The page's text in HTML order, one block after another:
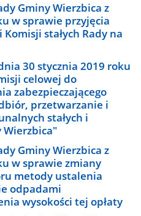
Gminy Wierzbica z
w sprawie przyjęcia
stałych Rady na
30 stycznia 2019 roku
celowej do
zabezpieczającego
przetwarzanie i
stałych i
Wierzbica"
Gminy Wierzbica z
w sprawie zmiany
metody ustalenia
odpadami
wysokości tej opłaty